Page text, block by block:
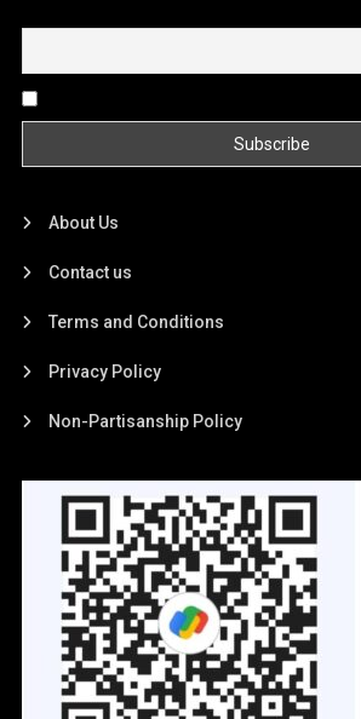
About Us
Contact us
Terms and Conditions
Privacy Policy
Non-Partisanship Policy